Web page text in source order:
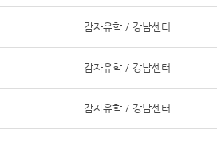
감자유학 / 강남센터
감자유학 / 강남센터
감자유학 / 강남센터